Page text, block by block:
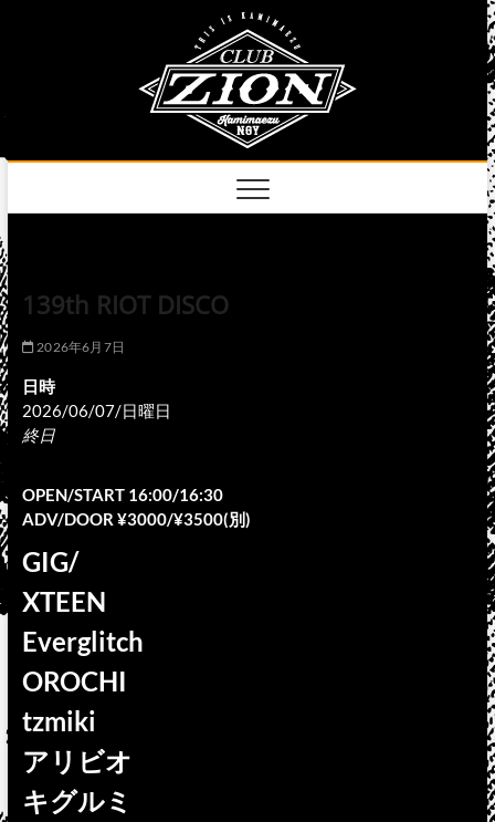
139th RIOT DISCO
2026年6月7日
日時
2026/06/07/日曜日
終日
OPEN/START 16:00/16:30
ADV/DOOR ¥3000/¥3500(別)
GIG/
XTEEN
Everglitch
OROCHI
tzmiki
アリビオ
キグルミ